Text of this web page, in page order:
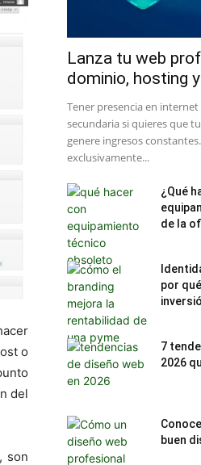
o
del
son
Lanza tu web
dominio, hosting
​Tener presencia en
secundaria si quieres que
genere ingresos
exclusivamente...
¿Qué
de la
por
7
2026
buen